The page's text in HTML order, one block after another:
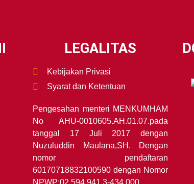
LEGALITAS
Kebijakan Privasi
Syarat dan Ketentuan
Pengesahan menteri MENKUMHAM
No AHU-0010605.AH.01.07.pada
tanggal 17 Juli 2017 dengan
Nuzuluddin Maulana,SH. Dengan
nomor pendaftaran
60170718832100590 dengan Nomor